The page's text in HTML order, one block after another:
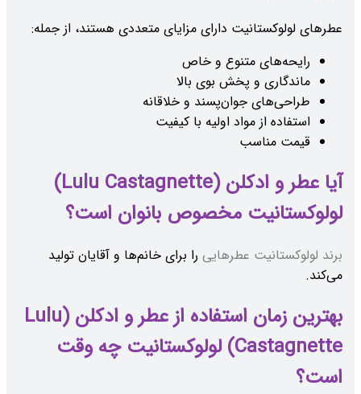
عطرهای لولوکستانیت دارای مزایای متعددی هستند، از جمله:
رایحه‌های متنوع و خاص
ماندگاری و پخش بوی بالا
طراحی‌های جوان‌پسند و خلاقانه
استفاده از مواد اولیه با کیفیت
قیمت مناسب
آیا عطر و ادکلن (Lulu Castagnette)
لولوکستانیت مخصوص بانوان است؟
برند لولوکستانیت عطرهایی را برای خانم‌ها و آقایان تولید
می‌کند.
بهترین زمان استفاده از عطر و ادکلن (Lulu
Castagnette) لولوکستانیت چه وقت
است؟